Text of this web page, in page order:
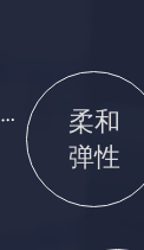
柔和
弹性